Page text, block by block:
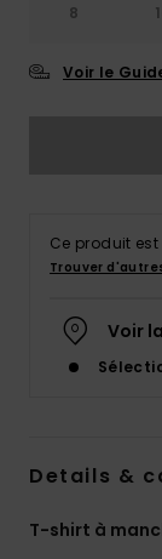
8
Voir le
Ce produit
Trouver
Voir
Details &
T-shirt à